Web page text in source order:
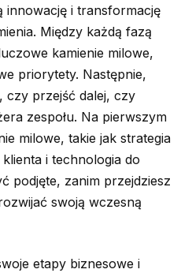
innowację i transformację
Między każdą fazą
kamienie milowe,
priorytety. Następnie,
czy przejść dalej, czy
zespołu. Na pierwszym
milowe, takie jak strategia
i technologia do
podjęte, zanim przejdziesz
swoją wczesną
etapy biznesowe i